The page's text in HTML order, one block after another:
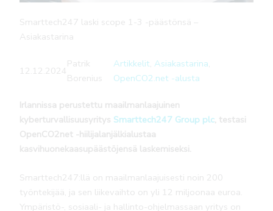
Smarttech247 laski scope 1-3 -päästönsä –
Asiakastarina
12.12.2024
Patrik
Borenius
Artikkelit, Asiakastarina
OpenCO2.net -alusta
Irlannissa perustettu maailmanlaajuinen
kyberturvallisuusyritys Smarttech247 Group plc, testasi
OpenCO2net -hiilijalanjälkialustaa
kasvihuonekaasupäästöjensä laskemiseksi.
Smarttech247:llä on maailmanlaajuisesti noin 200
työntekijää, ja sen liikevaihto on yli 12 miljoonaa euroa.
Ympäristö-, sosiaali- ja hallinto-ohjelmassaan yritys on